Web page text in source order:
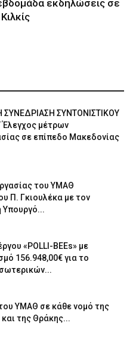
εκδηλώσεις σε
ΣΥΝΤΟΝΙΣΤΙΚΟΥ
μέτρων
σε επίπεδο Μακεδονίας
του ΥΜΑΘ
Π. Γκιουλέκα με τον
«POLLI-BEEs» με
156.948,00€ για το
ΥΜΑΘ σε κάθε νομό της
της Θράκης...